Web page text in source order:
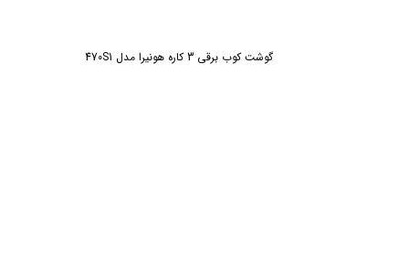
گوشت کوب برقی 3 کاره هونیرا مدل 470S1